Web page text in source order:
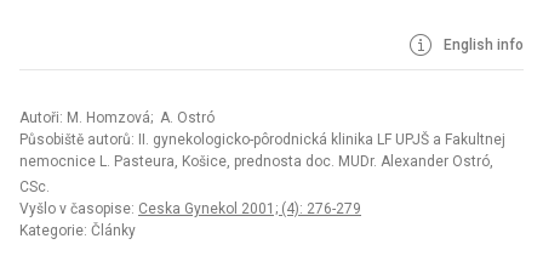
English info
Autoři: M. Homzová; A. Ostró
Působiště autorů: II. gynekologicko-pôrodnická klinika LF UPJŠ a Fakultnej
nemocnice L. Pasteura, Košice, prednosta doc. MUDr. Alexander Ostró,
CSc.
Vyšlo v časopise: Ceska Gynekol 2001; (4): 276-279
Kategorie: Články